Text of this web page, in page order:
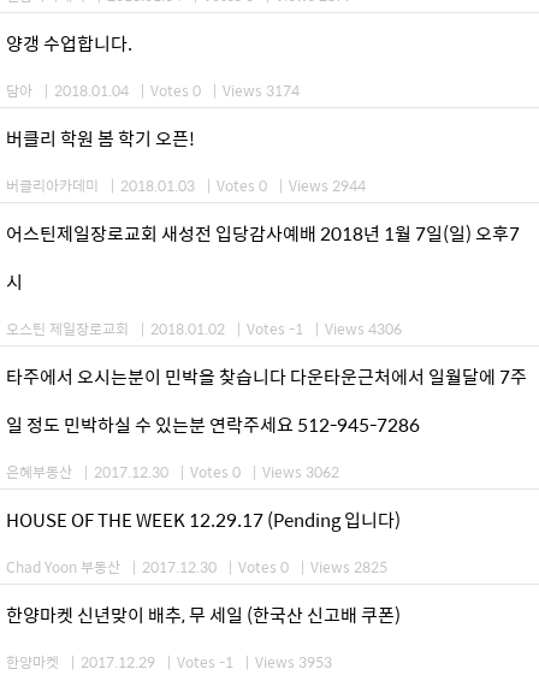
양갱 수업합니다.
담아 | 2018.01.04 | Votes 0 | Views 3174
버클리 학원 봄 학기 오픈!
버클리아카데미 | 2018.01.03 | Votes 0 | Views 2944
어스틴제일장로교회 새성전 입당감사예배 2018년 1월 7일(일) 오후7
시
오스틴 제일장로교회 | 2018.01.02 | Votes -1 | Views 4306
타주에서 오시는분이 민박을 찾습니다 다운타운근처에서 일월달에 7주
일 정도 민박하실 수 있는분 연락주세요 512-945-7286
은혜부동산 | 2017.12.30 | Votes 0 | Views 3062
HOUSE OF THE WEEK 12.29.17 (Pending 입니다)
Chad Yoon 부동산 | 2017.12.30 | Votes 0 | Views 2825
한양마켓 신년맞이 배추, 무 세일 (한국산 신고배 쿠폰)
한양마켓 | 2017.12.29 | Votes -1 | Views 3953